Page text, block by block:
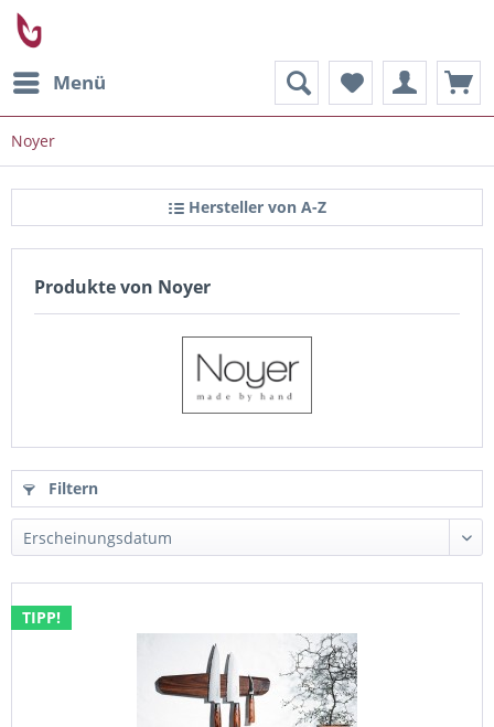
Menü
Noyer
Hersteller von A-Z
Produkte von Noyer
Filtern
TIPP!